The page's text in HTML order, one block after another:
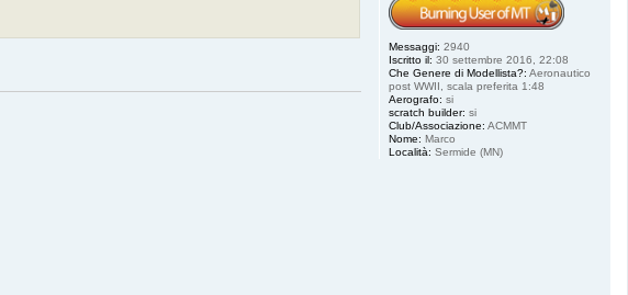
Messaggi: 2940
Iscritto il: 30 settembre 2016, 22:08
Che Genere di Modellista?: Aeronautico
post WWII, scala preferita 1:48
Aerografo: si
scratch builder: si
Club/Associazione: ACMMT
Nome: Marco
Località: Sermide (MN)